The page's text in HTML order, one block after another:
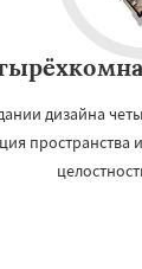
дизайна